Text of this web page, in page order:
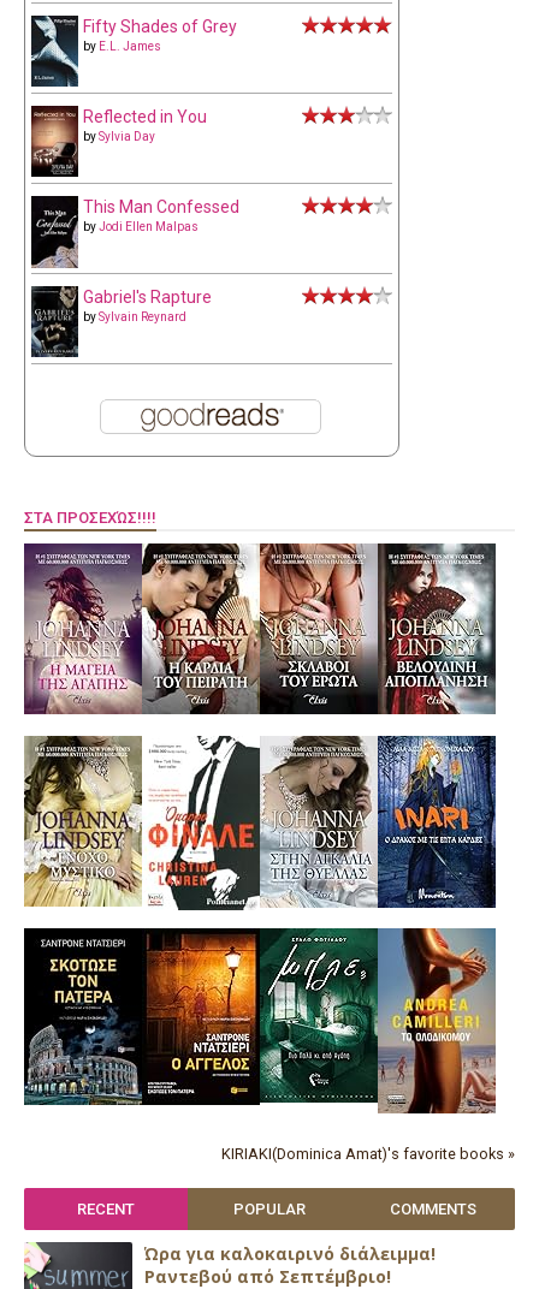
Fifty Shades of Grey
by E.L. James
Reflected in You
bySylvia Day
This Man Confessed
byJodi Ellen Malpas
Gabriel's Rapture
bySylvain Reynard
ΣΤΑ ΠΡΟΣΕΧΏΣ!!!!
KIRIAKI(Dominica Amat)'s favorite books »
RECENT POPULAR COMMENTS
Ώρα για καλοκαιρινό διάλειμμα!
Ραντεβού από Σεπτέμβριο!